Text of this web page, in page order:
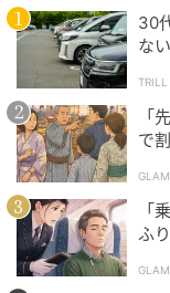
もいられなくな
私はすぐに役所
名して私に渡した
を揃え、窓口の
確認したとき、長
っとほどけていく
葬儀に妻不在
30
な
「
で
GLAM
「
ふ
GLAM